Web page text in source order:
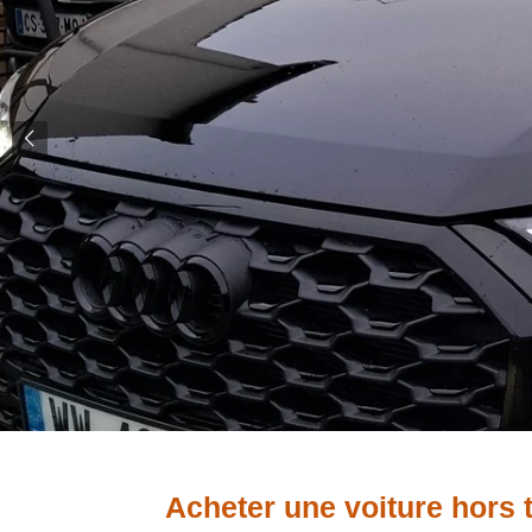
Acheter une voiture hors